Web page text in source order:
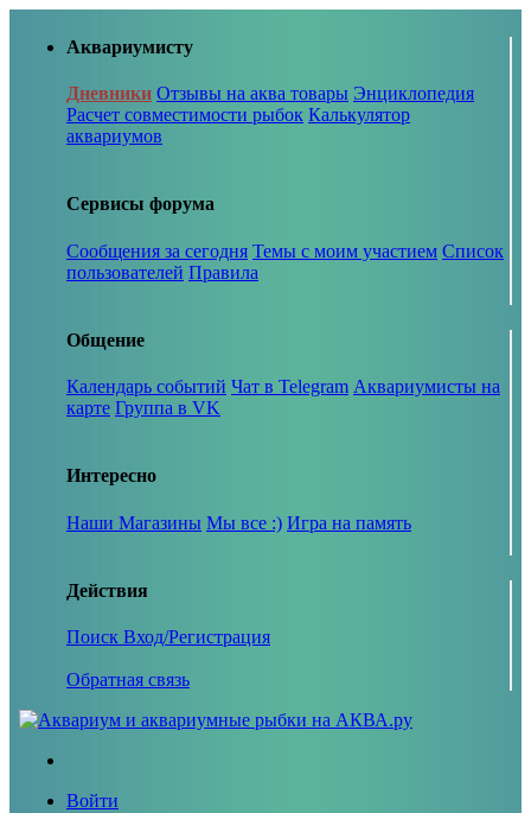
Аквариумисту
Дневники Отзывы на аква товары Энциклопедия
Расчет совместимости рыбок Калькулятор
аквариумов
Сервисы форума
Сообщения за сегодня Темы с моим участием Список
пользователей Правила
Общение
Календарь событий Чат в Telegram Аквариумисты на
карте Группа в VK
Интересно
Наши Магазины Мы все :) Игра на память
Действия
Поиск Вход/Регистрация
Обратная связь
Войти